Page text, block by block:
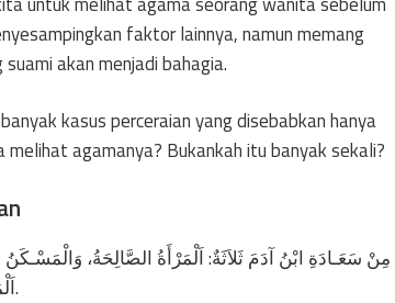
faktor lainnya, namun memang
akan menjadi bahagia.
kasus perceraian yang disebabkan hanya
agamanya? Bukankah itu banyak sekali?
مِنْ سَعَـادَةِ ابْنُ آدَمَ ثَلاَثَةٌ: اَلْمَرْأَةُ الصَّالِحَةُ،
اَلْمَرْأَةُ السُّوْءُ، وَالْمَسْكَنُ السُّوْءُ، وَالْمَرْكَبُ السُّوْءُ.